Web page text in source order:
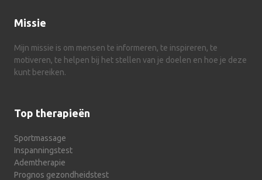
Missie
Mijn missie is om mensen te informeren, te inspireren, te
motiveren, te helpen bij het stellen van je doelen en hoe je deze
kunt bereiken.
Top therapieën
Sportmassage
Inspanningstest
Ademtherapie
Prognos gezondheidstest